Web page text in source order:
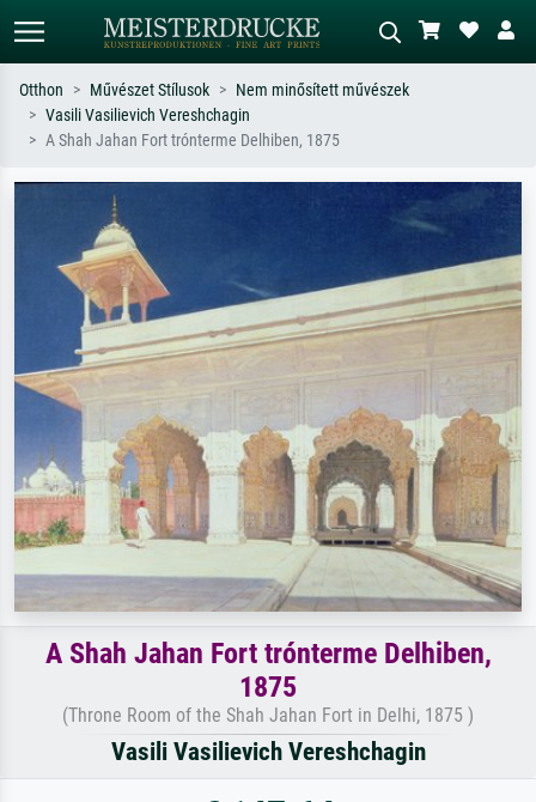
Alap keresés
szerint – pl. Monet, Csillagos éj,
impresszionizmus, Hokusai-hullám,
akt.
piros absztrakt, sötét olajkép, álló akt
egy fa mellett.
Otthon Művészet Stílusok
Nem minősített művészek
Vasili Vasilievich Vereshchagin
A Shah Jahan Fort trónterme Delhiben, 1875
A Shah Jahan Fort trónterme Delhiben,
1875
(Throne Room of the Shah Jahan Fort in Delhi, 1875 )
Vasili Vasilievich Vereshchagin